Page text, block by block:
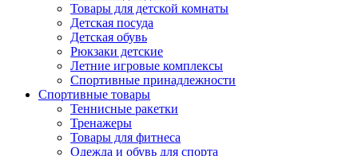
Товары для детской комнаты
Детская посуда
Детская обувь
Рюкзаки детские
Летние игровые комплексы
Спортивные принадлежности
Спортивные товары
Теннисные ракетки
Тренажеры
Товары для фитнеса
Одежда и обувь для спорта